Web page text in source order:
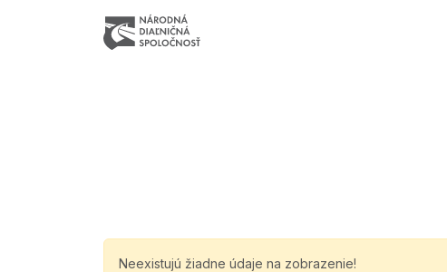
Neexistujú žiadne údaje na zobrazenie!